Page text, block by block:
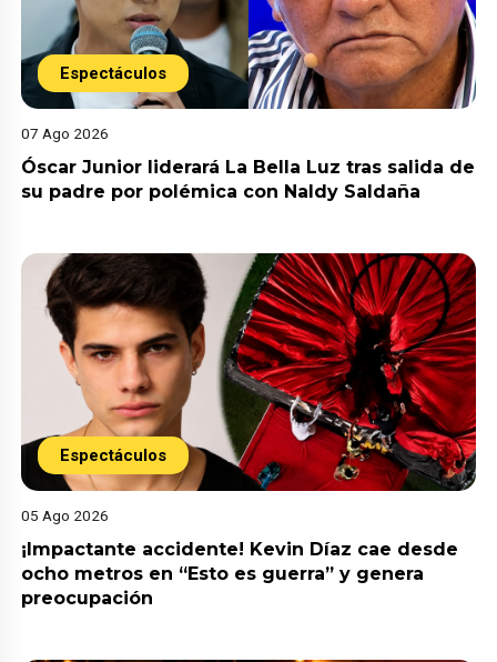
Espectáculos
07 Ago 2026
Óscar Junior liderará La Bella Luz tras salida de
su padre por polémica con Naldy Saldaña
Espectáculos
05 Ago 2026
¡Impactante accidente! Kevin Díaz cae desde
ocho metros en “Esto es guerra” y genera
preocupación